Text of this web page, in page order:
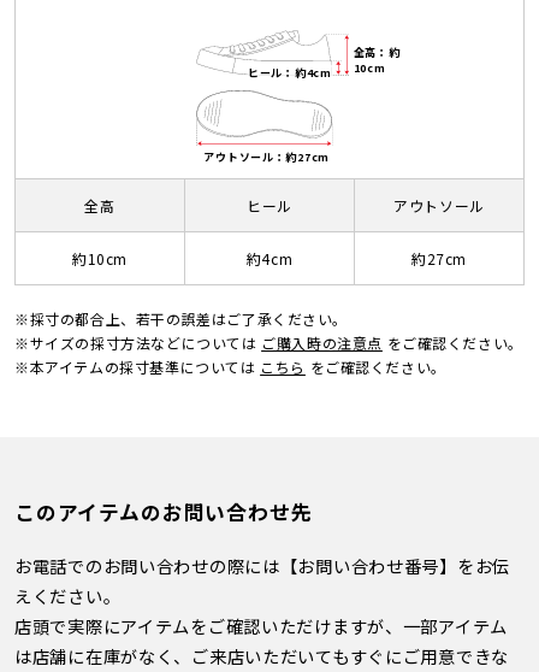
全高：約
10cm
ヒール：約4cm
アウトソール：約27cm
全高
約10cm
ヒール
約4cm
アウトソール
約27cm
※採寸の都合上、若干の誤差はご了承ください。
※サイズの採寸方法などについては ご購入時の注意点 をご確認ください。
※本アイテムの採寸基準については こちら をご確認ください。
このアイテムのお問い合わせ先
お電話でのお問い合わせの際には【お問い合わせ番号】をお伝
えください。
店頭で実際にアイテムをご確認いただけますが、一部アイテム
は店舗に在庫がなく、ご来店いただいてもすぐにご用意できな